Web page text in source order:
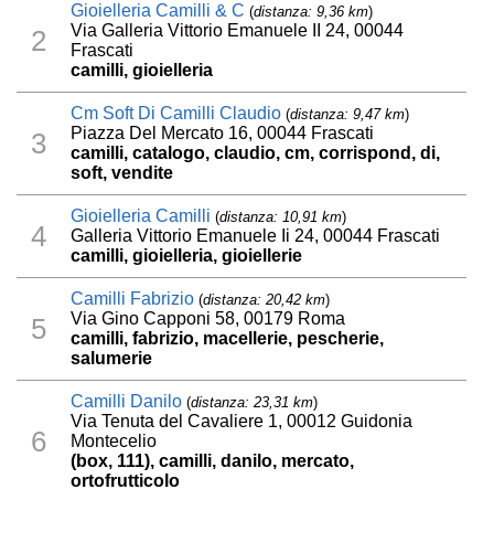
2
Gioielleria Camilli & C (distanza: 9,36 km)
Via Galleria Vittorio Emanuele II 24, 00044
Frascati
camilli, gioielleria
3
Cm Soft Di Camilli Claudio (distanza: 9,47 km)
Piazza Del Mercato 16, 00044 Frascati
camilli, catalogo, claudio, cm, corrispond, di,
soft, vendite
4
Gioielleria Camilli (distanza: 10,91 km)
Galleria Vittorio Emanuele Ii 24, 00044 Frascati
camilli, gioielleria, gioiellerie
5
Camilli Fabrizio (distanza: 20,42 km)
Via Gino Capponi 58, 00179 Roma
camilli, fabrizio, macellerie, pescherie,
salumerie
6
Camilli Danilo (distanza: 23,31 km)
Via Tenuta del Cavaliere 1, 00012 Guidonia
Montecelio
(box, 111), camilli, danilo, mercato,
ortofrutticolo